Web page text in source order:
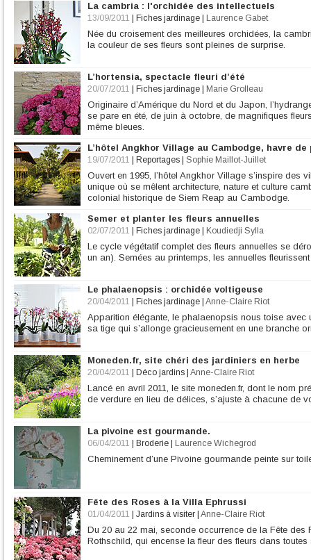
La cambria : l'orchidée des intellectuels
13/09/2011 Fiches jardinage Laurence Gabet
Née du croisement des meilleures orchidées, la
la couleur de ses fleurs sont pleines de surprise.
L’hortensia, spectacle fleuri d’été
20/07/2011 Fiches jardinage Marie Grolleau
Originaire d’Amérique du Nord et du Japon,
se pare en été, de juin à octobre, de magnifiques
même bleues.
L’hôtel Angkhor Village au Cambodge, havre de
19/07/2011 Reportages Sophie Maillot-Juillet
Ouvert en 1995, l’hôtel Angkhor Village s’inspire des
unique où se mêlent architecture, nature et culture
colonial historique de Siem Reap au Cambodge.
Semer et planter les fleurs annuelles
02/07/2011 Fiches jardinage Koudiedji Sylla
Le cycle végétatif complet des fleurs annuelles se
un an). Semées au printemps, les annuelles
Le phalaenopsis : orchidée voltigeuse
20/04/2011 Fiches jardinage Anne-Claire Riot
Apparition élégante, le phalaenopsis nous toise
sa tige qui s’allonge gracieusement en une branche
Moneden.fr, site chéri des jardiniers en herbe
20/04/2011 Déco jardins Anne-Claire Riot
Lancé en avril 2011, le site moneden.fr, dont le nom
de verdure en lieu de délices, s’ajuste à chacune de
La pivoine est gourmande.
06/04/2011 Broderie Laurence Wichegrod
Cheminement d’une Pivoine gourmande peinte sur
Fête des Roses à la Villa Ephrussi
01/04/2011 Jardins à visiter Anne-Claire Riot
Du 20 au 22 mai, seconde occurrence de la Fête
Rothschild, qui encense la fleur des fleurs dans